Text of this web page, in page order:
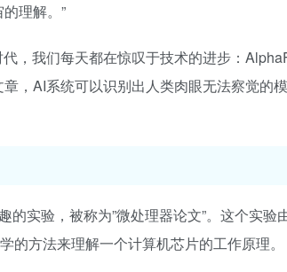
理解。”
，我们每天都在惊叹于技术的进步：
，AI系统可以识别出人类肉眼无法察觉的
实验，被称为”微处理器论文”。这个实验
方法来理解一个计算机芯片的工作原理。